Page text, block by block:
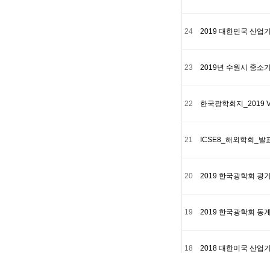
24 2019 대한민국 산업
23 2019년 수원시 중소
22 한국광학회지_2019
21 ICSE8_해외학회_발
20 2019 한국광학회 광
19 2019 한국광학회 동
18 2018 대한미국 산업